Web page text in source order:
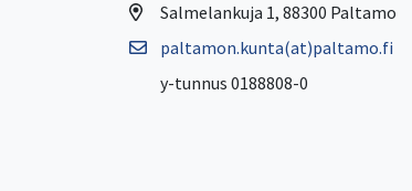
Salmelankuja 1, 88300 Paltamo
paltamon.kunta(at)paltamo.fi
y-tunnus 0188808-0